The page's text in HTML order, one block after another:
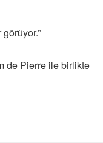
de Pierre ile birlikte